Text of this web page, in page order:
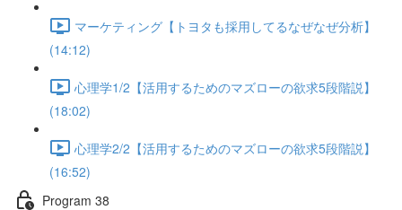
マーケティング【トヨタも採用してるなぜなぜ分析】
(14:12)
心理学1/2【活用するためのマズローの欲求5段階説】
(18:02)
心理学2/2【活用するためのマズローの欲求5段階説】
(16:52)
Program 38